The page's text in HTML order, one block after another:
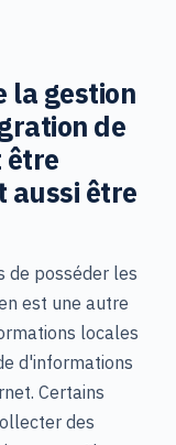
la gestion
de
être
aussi être
de posséder les
est une autre
locales
d'informations
Certains
des